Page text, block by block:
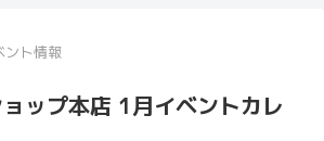
ント情報
ップ本店 1月イベントカレ